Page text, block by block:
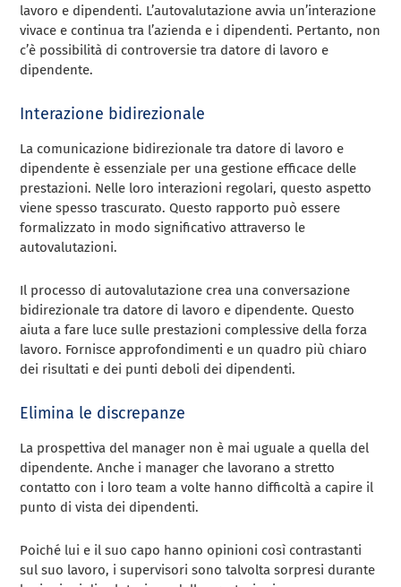
lavoro e dipendenti. L’autovalutazione avvia un’interazione
vivace e continua tra l’azienda e i dipendenti. Pertanto, non
c’è possibilità di controversie tra datore di lavoro e
dipendente.
Interazione bidirezionale
La comunicazione bidirezionale tra datore di lavoro e
dipendente è essenziale per una gestione efficace delle
prestazioni. Nelle loro interazioni regolari, questo aspetto
viene spesso trascurato. Questo rapporto può essere
formalizzato in modo significativo attraverso le
autovalutazioni.
Il processo di autovalutazione crea una conversazione
bidirezionale tra datore di lavoro e dipendente. Questo
aiuta a fare luce sulle prestazioni complessive della forza
lavoro. Fornisce approfondimenti e un quadro più chiaro
dei risultati e dei punti deboli dei dipendenti.
Elimina le discrepanze
La prospettiva del manager non è mai uguale a quella del
dipendente. Anche i manager che lavorano a stretto
contatto con i loro team a volte hanno difficoltà a capire il
punto di vista dei dipendenti.
Poiché lui e il suo capo hanno opinioni così contrastanti
sul suo lavoro, i supervisori sono talvolta sorpresi durante